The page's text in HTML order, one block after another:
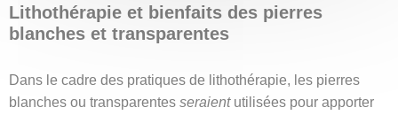
Lithothérapie et bienfaits des pierres
blanches et transparentes
Dans le cadre des pratiques de lithothérapie, les pierres
blanches ou transparentes seraientutilisées pour apporter